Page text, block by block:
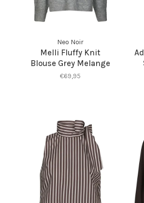
Neo Noir
Melli Fluffy Knit
Blouse Grey Melange
€69,95